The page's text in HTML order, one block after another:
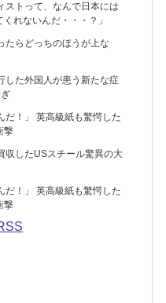
ストって、なんで日本には
れないんだ・・・？」
たらどっちのほうが上な
した外国人が患う新たな症
だ！」 英高級紙も驚愕した
撃
収したUSスチール驚異の大
だ！」 英高級紙も驚愕した
撃